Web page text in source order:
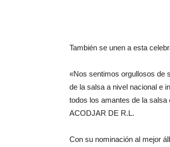
También se unen a esta
«Nos sentimos orgullosos de
de la salsa a nivel nacional e
todos los amantes de la
ACODJAR DE R.L.
Con su nominación al mejor